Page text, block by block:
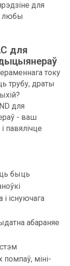
для
любы
для
току
трубу, драты
для
- ваш
павялічце
быць
існуючага
абараняе
міні-